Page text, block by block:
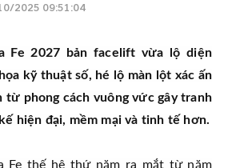
2025 09:51:04
Fe 2027 bản facelift vừa lộ diện
kỹ thuật số, hé lộ màn lột xác ấn
từ phong cách vuông vức gây tranh
hiện đại, mềm mại và tinh tế hơn.
Fe thế hệ thứ năm ra mắt từ năm